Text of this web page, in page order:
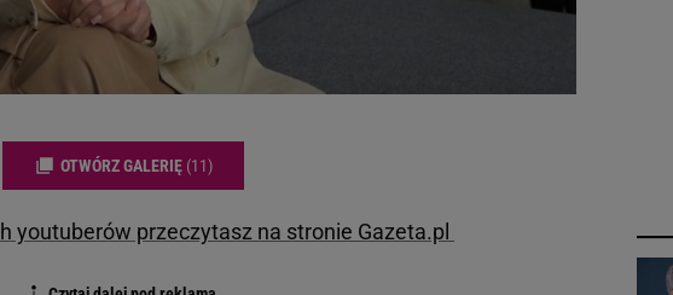
OTWÓRZ GALERIĘ (11)
youtuberów przeczytasz na stronie Gazeta.pl